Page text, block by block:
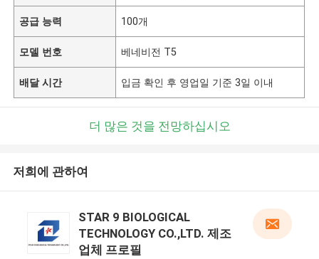
공급 능력 100개
모델 번호 베네비전 T5
배달 시간 입금 확인 후 영업일 기준 3일 이내
더 많은 것을 전망하십시오
저희에 관하여
STAR 9 BIOLOGICAL
TECHNOLOGY CO.,LTD. 제조
업체 프로필